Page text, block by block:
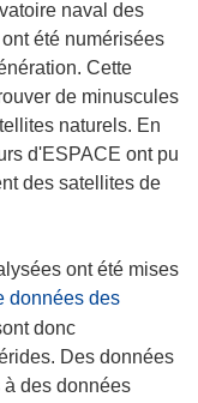
naval des
été numérisées
Cette
de minuscules
naturels. En
d'ESPACE ont pu
des satellites de
ont été mises
données des
donc
Des données
des données